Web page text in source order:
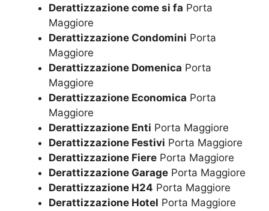
Derattizzazione come si fa Porta
Maggiore
Derattizzazione Condomini Porta
Maggiore
Derattizzazione Domenica Porta
Maggiore
Derattizzazione Economica Porta
Maggiore
Derattizzazione Enti Porta Maggiore
Derattizzazione Festivi Porta Maggiore
Derattizzazione Fiere Porta Maggiore
Derattizzazione Garage Porta Maggiore
Derattizzazione H24 Porta Maggiore
Derattizzazione Hotel Porta Maggiore